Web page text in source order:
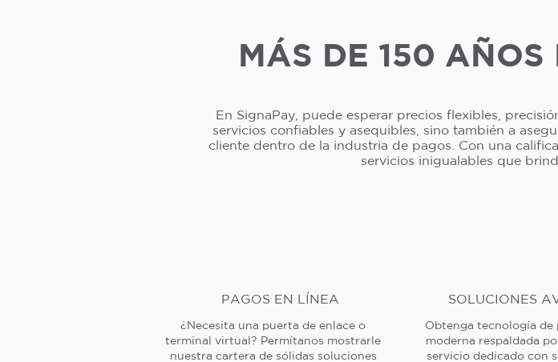
MÁS DE 150 AÑOS
En SignaPay, puede esperar precios flexibles,
servicios confiables y asequibles, sino también a
cliente dentro de la industria de pagos. Con una
servicios inigualables que
PAGOS EN LÍNEA
¿Necesita una puerta de enlace o
terminal virtual? Permítanos mostrarle
nuestra cartera de sólidas soluciones
SOLUCIONES
Obtenga tecnología de
moderna respaldada
servicio dedicado con